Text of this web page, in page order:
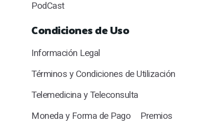
PodCast
Condiciones de Uso
Información Legal
Términos y Condiciones de Utilización
Telemedicina y Teleconsulta
Moneda y Forma de Pago
Premios